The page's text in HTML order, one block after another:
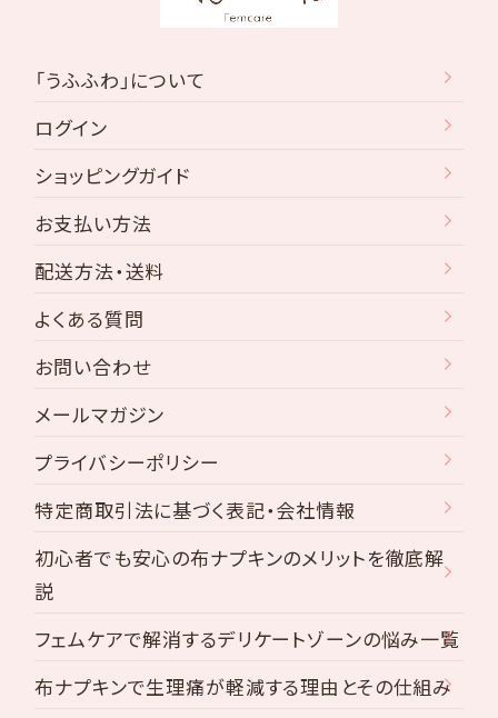
「うふふわ」について
ログイン
ショッピングガイド
お支払い方法
配送方法・送料
よくある質問
お問い合わせ
メールマガジン
プライバシーポリシー
特定商取引法に基づく表記・会社情報
初心者でも安心の布ナプキンのメリットを徹底解
説
フェムケアで解消するデリケートゾーンの悩み一覧
布ナプキンで生理痛が軽減する理由とその仕組み